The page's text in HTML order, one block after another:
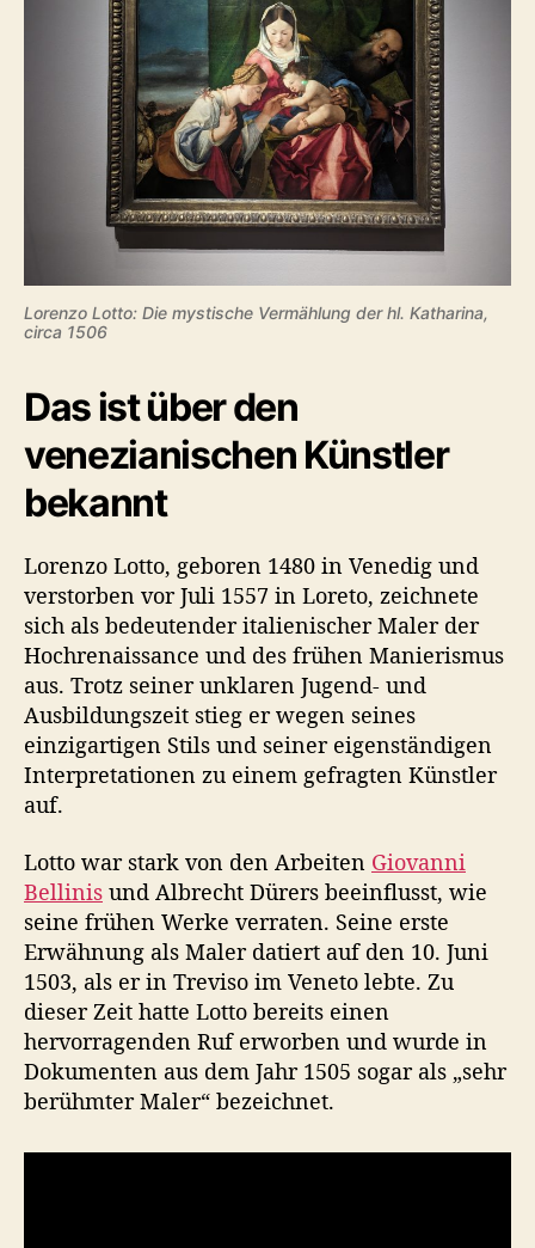
Lorenzo Lotto: Die mystische Vermählung der hl. Katharina,
circa 1506
Das ist über den
venezianischen Künstler
bekannt
Lorenzo Lotto, geboren 1480 in Venedig und
verstorben vor Juli 1557 in Loreto, zeichnete
sich als bedeutender italienischer Maler der
Hochrenaissance und des frühen Manierismus
aus. Trotz seiner unklaren Jugend- und
Ausbildungszeit stieg er wegen seines
einzigartigen Stils und seiner eigenständigen
Interpretationen zu einem gefragten Künstler
auf.
Lotto war stark von den Arbeiten Giovanni
Bellinis und Albrecht Dürers beeinflusst, wie
seine frühen Werke verraten. Seine erste
Erwähnung als Maler datiert auf den 10. Juni
1503, als er in Treviso im Veneto lebte. Zu
dieser Zeit hatte Lotto bereits einen
hervorragenden Ruf erworben und wurde in
Dokumenten aus dem Jahr 1505 sogar als „sehr
berühmter Maler“ bezeichnet.